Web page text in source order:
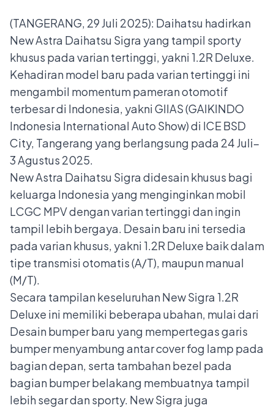
(TANGERANG, 29 Juli 2025): Daihatsu hadirkan
New Astra Daihatsu Sigra yang tampil sporty
khusus pada varian tertinggi, yakni 1.2R Deluxe.
Kehadiran model baru pada varian tertinggi ini
mengambil momentum pameran otomotif
terbesar di Indonesia, yakni GIIAS (GAIKINDO
Indonesia International Auto Show) di ICE BSD
City, Tangerang yang berlangsung pada 24 Juli–
3 Agustus 2025.
New Astra Daihatsu Sigra didesain khusus bagi
keluarga Indonesia yang menginginkan mobil
LCGC MPV dengan varian tertinggi dan ingin
tampil lebih bergaya. Desain baru ini tersedia
pada varian khusus, yakni 1.2R Deluxe baik dalam
tipe transmisi otomatis (A/T), maupun manual
(M/T).
Secara tampilan keseluruhan New Sigra 1.2R
Deluxe ini memiliki beberapa ubahan, mulai dari
Desain bumper baru yang mempertegas garis
bumper menyambung antar cover fog lamp pada
bagian depan, serta tambahan bezel pada
bagian bumper belakang membuatnya tampil
lebih segar dan sporty. New Sigra juga